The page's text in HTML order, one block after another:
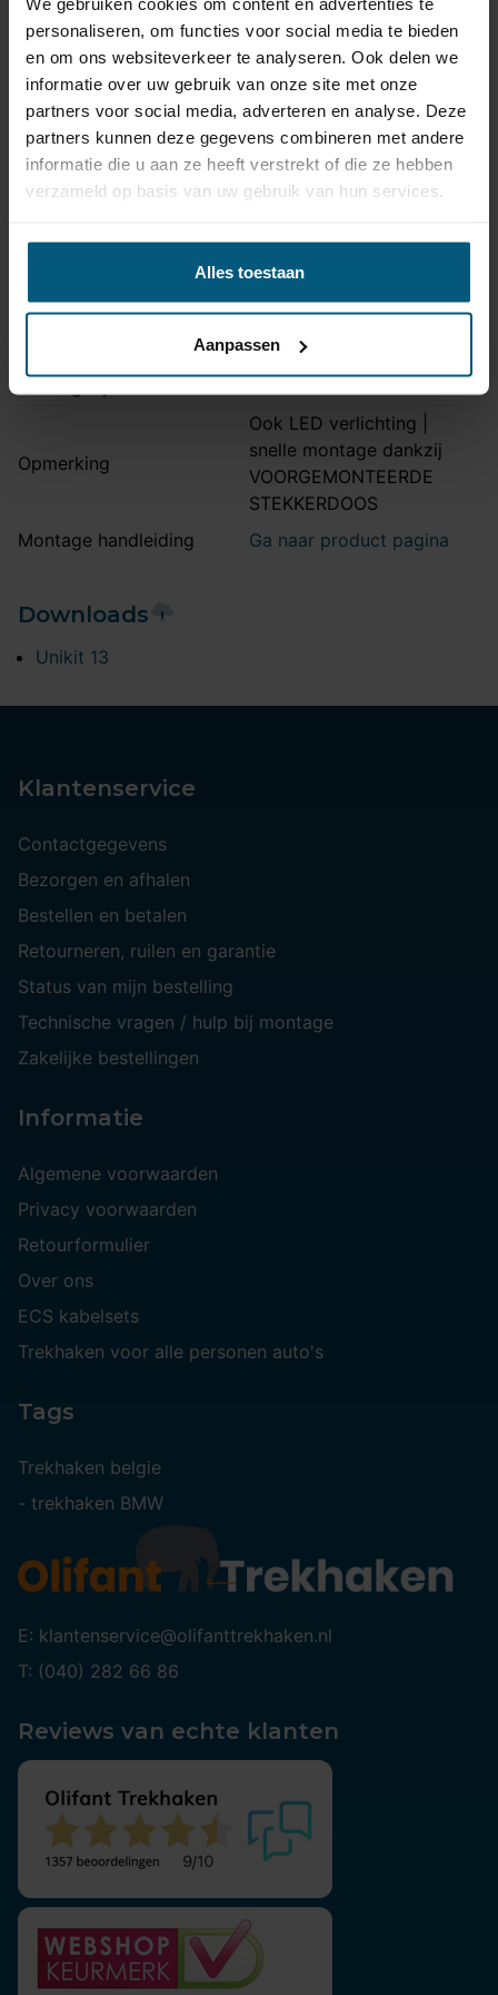
personaliseren, om functies voor social media te bieden
en om ons websiteverkeer te analyseren. Ook delen we
informatie over uw gebruik van onze site met onze
partners voor social media, adverteren en analyse. Deze
partners kunnen deze gegevens combineren met andere
informatie die u aan ze heeft verstrekt of die ze hebben
verzameld op basis van uw gebruik van hun services.
Alles toestaan
Aanpassen
Artikelnummer
Unikit 13/8
Aansluiting
13 polig
Kabelset type
Universeel met module
Stekkeraansluiting
Zonder originele
connectoren
Parkeersensoren
Nee
Permanente stroom +30
Als extra
verkrijgbaar
Bekijk
Laadleiding +15 aanwezig Als extra verkrijgbaar
Nee
Opmerking
Ook LED verlichting |
snelle montage dankzij
VOORGEMONTEERDE
STEKKERDOOS
Montage handleiding
Ga naar product pagina
Downloads
Unikit 13
Klantenservice
Contactgegevens
Bezorgen en afhalen
Bestellen en betalen
Retourneren, ruilen en garantie
Status van mijn bestelling
Technische vragen / hulp bij montage
Zakelijke bestellingen
Informatie
Algemene voorwaarden
Privacy voorwaarden
Retourformulier
Over ons
ECS kabelsets
Trekhaken voor alle personen auto's
Tags
Trekhaken belgie
- trekhaken BMW
E: klantenservice@olifanttrekhaken.nl
T: (040) 282 66 86
Reviews van echte klanten